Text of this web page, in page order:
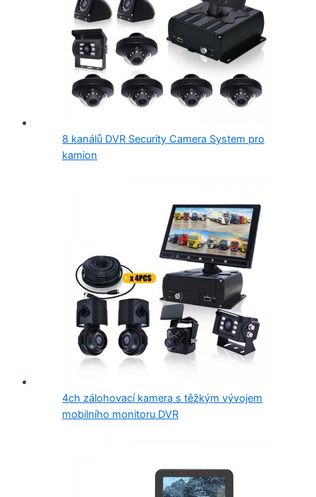
8 kanálů DVR Security Camera System pro
kamion
4ch zálohovací kamera s těžkým vývojem
mobilního monitoru DVR